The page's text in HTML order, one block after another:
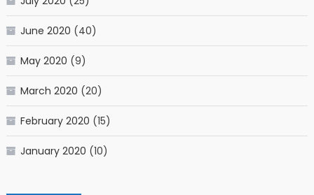
June 2020 (40)
May 2020 (9)
March 2020 (20)
February 2020 (15)
January 2020 (10)